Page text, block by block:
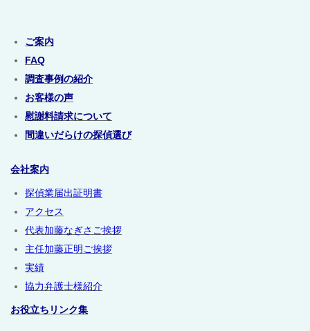
ご案内
FAQ
調査事例の紹介
お客様の声
慰謝料請求について
間違いだらけの探偵選び
会社案内
探偵業届出証明書
アクセス
代表加藤なぎさご挨拶
主任加藤正明ご挨拶
実績
協力弁護士様紹介
お役立ちリンク集